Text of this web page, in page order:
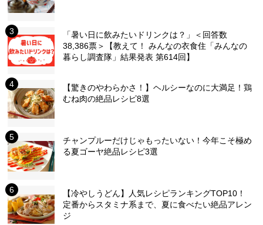
「暑い日に飲みたいドリンクは？」＜回答数
38,386票＞【教えて！ みんなの衣食住「みんなの
暮らし調査隊」結果発表 第614回】
【驚きのやわらかさ！】ヘルシーなのに大満足！鶏
むね肉の絶品レシピ8選
チャンプルーだけじゃもったいない！今年こそ極め
る夏ゴーヤ絶品レシピ3選
【冷やしうどん】人気レシピランキングTOP10！
定番からスタミナ系まで、夏に食べたい絶品アレン
ジ